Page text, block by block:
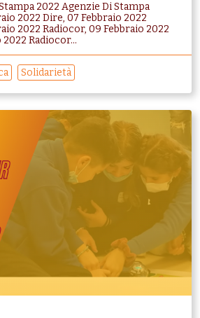
2022 Agenzie Di Stampa
2022 Dire, 07 Febbraio 2022
2022 Radiocor, 09 Febbraio 2022
Radiocor...
Solidarietà